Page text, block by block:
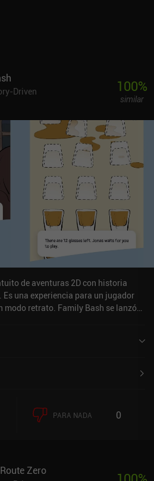
Driven
100%
similar
de aventuras 2D con historia
una experiencia para un jugador
modo retrato. Family Bash se lanzó
PARA NADA 0
Zero